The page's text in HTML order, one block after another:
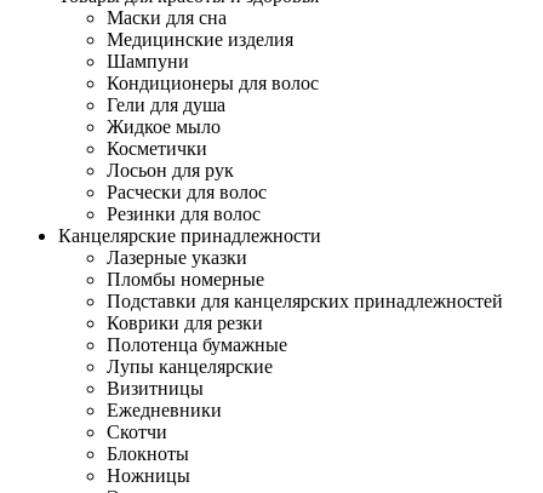
Маски для сна
Медицинские изделия
Шампуни
Кондиционеры для волос
Гели для душа
Жидкое мыло
Косметички
Лосьон для рук
Расчески для волос
Резинки для волос
Канцелярские принадлежности
Лазерные указки
Пломбы номерные
Подставки для канцелярских принадлежностей
Коврики для резки
Полотенца бумажные
Лупы канцелярские
Визитницы
Ежедневники
Скотчи
Блокноты
Ножницы